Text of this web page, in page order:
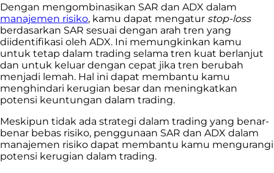
Dengan mengombinasikan SAR dan ADX dalam
manajemen risiko, kamu dapat mengatur stop-loss
berdasarkan SAR sesuai dengan arah tren yang
diidentifikasi oleh ADX. Ini memungkinkan kamu
untuk tetap dalam trading selama tren kuat berlanjut
dan untuk keluar dengan cepat jika tren berubah
menjadi lemah. Hal ini dapat membantu kamu
menghindari kerugian besar dan meningkatkan
potensi keuntungan dalam trading.
Meskipun tidak ada strategi dalam trading yang benar-
benar bebas risiko, penggunaan SAR dan ADX dalam
manajemen risiko dapat membantu kamu mengurangi
potensi kerugian dalam trading.